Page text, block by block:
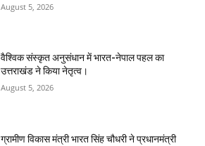
August 5, 2026
वैश्विक संस्कृत अनुसंधान में भारत-नेपाल पहल का
उत्तराखंड ने किया नेतृत्व।
August 5, 2026
ग्रामीण विकास मंत्री भारत सिंह चौधरी ने प्रधानमंत्री